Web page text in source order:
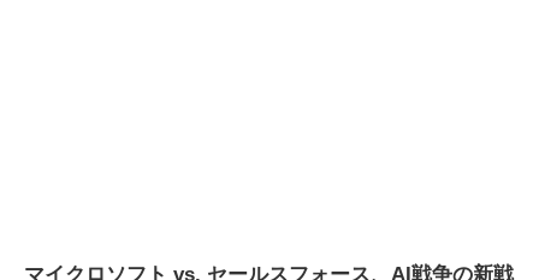
マイクロソフト vs. セールスフォース、AI戦争の新戦